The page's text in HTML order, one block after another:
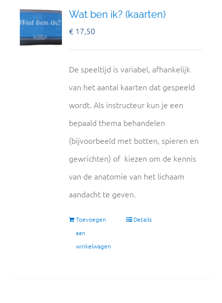
Wat ben ik? (kaarten)
€ 17,50
De speeltijd is variabel, afhankelijk
van het aantal kaarten dat gespeeld
wordt. Als instructeur kun je een
bepaald thema behandelen
(bijvoorbeeld met botten, spieren en
gewrichten) of kiezen om de kennis
van de anatomie van het lichaam
aandacht te geven.
Toevoegen
aan
winkelwagen
Details